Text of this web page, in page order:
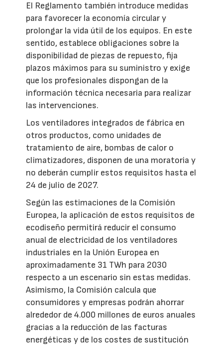
El Reglamento también introduce medidas
para favorecer la economía circular y
prolongar la vida útil de los equipos. En este
sentido, establece obligaciones sobre la
disponibilidad de piezas de repuesto, fija
plazos máximos para su suministro y exige
que los profesionales dispongan de la
información técnica necesaria para realizar
las intervenciones.
Los ventiladores integrados de fábrica en
otros productos, como unidades de
tratamiento de aire, bombas de calor o
climatizadores, disponen de una moratoria y
no deberán cumplir estos requisitos hasta el
24 de julio de 2027.
Según las estimaciones de la Comisión
Europea, la aplicación de estos requisitos de
ecodiseño permitirá reducir el consumo
anual de electricidad de los ventiladores
industriales en la Unión Europea en
aproximadamente 31 TWh para 2030
respecto a un escenario sin estas medidas.
Asimismo, la Comisión calcula que
consumidores y empresas podrán ahorrar
alrededor de 4.000 millones de euros anuales
gracias a la reducción de las facturas
energéticas y de los costes de sustitución